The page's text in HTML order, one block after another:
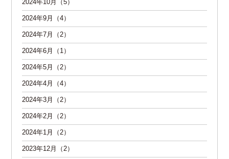
2024年10月（5）
2024年9月（4）
2024年7月（2）
2024年6月（1）
2024年5月（2）
2024年4月（4）
2024年3月（2）
2024年2月（2）
2024年1月（2）
2023年12月（2）